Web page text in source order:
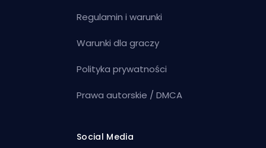
Regulamin i warunki
Warunki dla graczy
Polityka prywatności
Prawa autorskie / DMCA
Social Media